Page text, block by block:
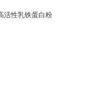
活性乳铁蛋白粉